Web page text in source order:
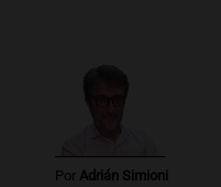
Por Adrián Simioni